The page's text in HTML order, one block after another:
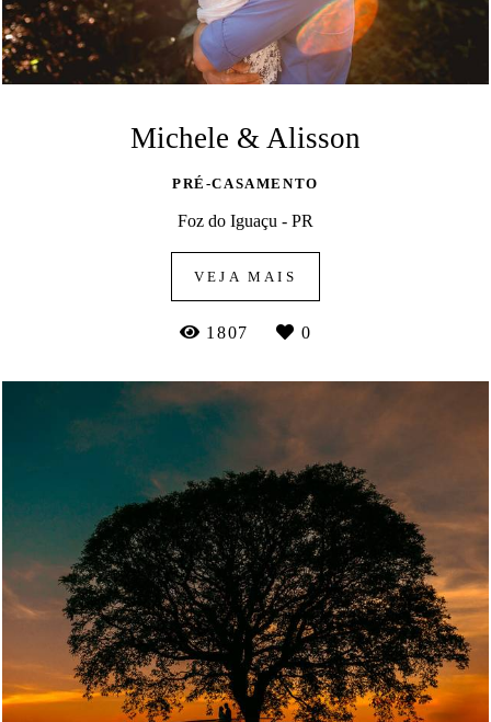
Michele & Alisson
PRÉ-CASAMENTO
Foz do Iguaçu - PR
VEJA MAIS
1807 0